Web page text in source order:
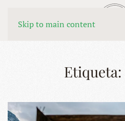
Skip to main content
MENÚ
Etiqueta: